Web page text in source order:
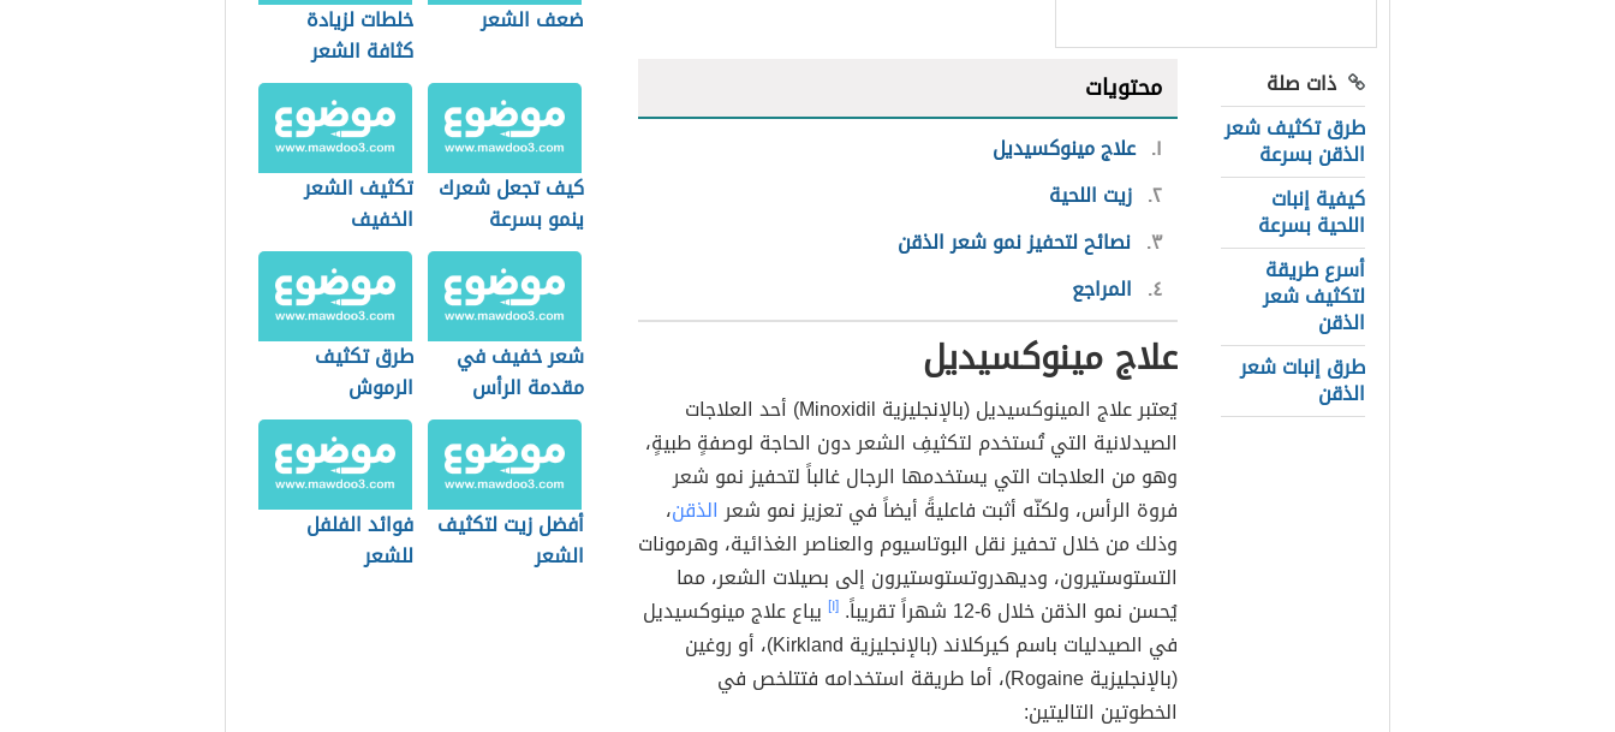
ذات صلة
طرق تكثيف شعر
الذقن بسرعة
كيفية إنبات
اللحية بسرعة
أسرع طريقة
لتكثيف شعر
الذقن
طرق إنبات شعر
الذقن
محتويات
١ علاج مينوكسيديل
٢ زيت اللحية
٣ نصائح لتحفيز نمو شعر الذقن
٤ المراجع
علاج مينوكسيديل
يُعتبر علاج المينوكسيديل (بالإنجليزية Minoxidil) أحد العلاجات
الصيدلانية التي تُستخدم لتكثيفِ الشعر دون الحاجة لوصفةٍ طبيةٍ،
وهو من العلاجات التي يستخدمها الرجال غالباً لتحفيز نمو شعر
فروة الرأس، ولكنّه أثبت فاعليةً أيضاً في تعزيز نمو شعرالذقن،
وذلك من خلال تحفيز نقل البوتاسيوم والعناصر الغذائية، وهرمونات
التستوستيرون، وديهدروتستوستيرون إلى بصيلات الشعر، مما
يُحسن نمو الذقن خلال 6-12 شهراً تقريباً.
[١] يباع علاج مينوكسيديل
في الصيدليات باسم كيركلاند (بالإنجليزية Kirkland)، أو روغين
(بالإنجليزية Rogaine)، أما طريقة استخدامه فتتلخص في
الخطوتين التاليتين:
ضعف الشعر
خلطات لزيادة
كثافة الشعر
وتحفيز نموه
كيف تجعل شعرك
ينمو بسرعة
تكثيف الشعر
الخفيف
شعر خفيف في
مقدمة الرأس
طرق تكثيف
الرموش
أفضل زيت لتكثيف
الشعر
فوائد الفلفل
للشعر